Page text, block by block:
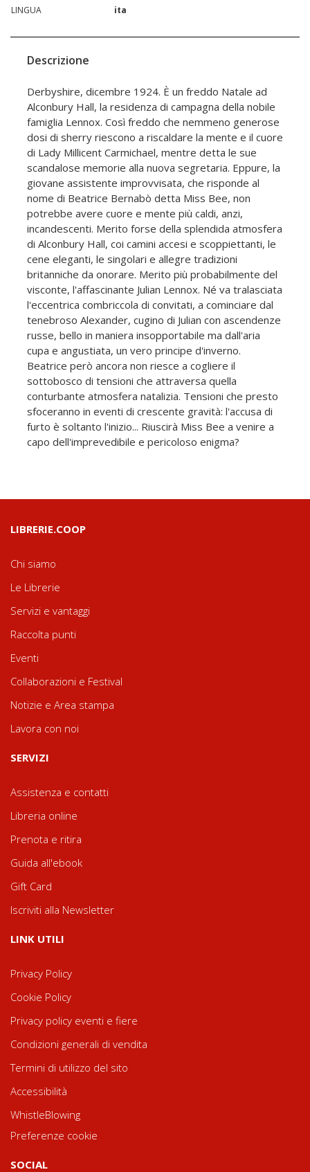
LINGUA
ita
Descrizione
Derbyshire, dicembre 1924. È un freddo Natale ad
Alconbury Hall, la residenza di campagna della nobile
famiglia Lennox. Così freddo che nemmeno generose
dosi di sherry riescono a riscaldare la mente e il cuore
di Lady Millicent Carmichael, mentre detta le sue
scandalose memorie alla nuova segretaria. Eppure, la
giovane assistente improvvisata, che risponde al
nome di Beatrice Bernabò detta Miss Bee, non
potrebbe avere cuore e mente più caldi, anzi,
incandescenti. Merito forse della splendida atmosfera
di Alconbury Hall, coi camini accesi e scoppiettanti, le
cene eleganti, le singolari e allegre tradizioni
britanniche da onorare. Merito più probabilmente del
visconte, l'affascinante Julian Lennox. Né va tralasciata
l'eccentrica combriccola di convitati, a cominciare dal
tenebroso Alexander, cugino di Julian con ascendenze
russe, bello in maniera insopportabile ma dall'aria
cupa e angustiata, un vero principe d'inverno.
Beatrice però ancora non riesce a cogliere il
sottobosco di tensioni che attraversa quella
conturbante atmosfera natalizia. Tensioni che presto
sfoceranno in eventi di crescente gravità: l'accusa di
furto è soltanto l'inizio... Riuscirà Miss Bee a venire a
capo dell'imprevedibile e pericoloso enigma?
LIBRERIE.COOP
Chi siamo
Le Librerie
Servizi e vantaggi
Raccolta punti
Eventi
Collaborazioni e Festival
Notizie e Area stampa
Lavora con noi
SERVIZI
Assistenza e contatti
Libreria online
Prenota e ritira
Guida all'ebook
Gift Card
Iscriviti alla Newsletter
LINK UTILI
Privacy Policy
Cookie Policy
Privacy policy eventi e fiere
Condizioni generali di vendita
Termini di utilizzo del sito
Accessibilità
WhistleBlowing
Preferenze cookie
SOCIAL